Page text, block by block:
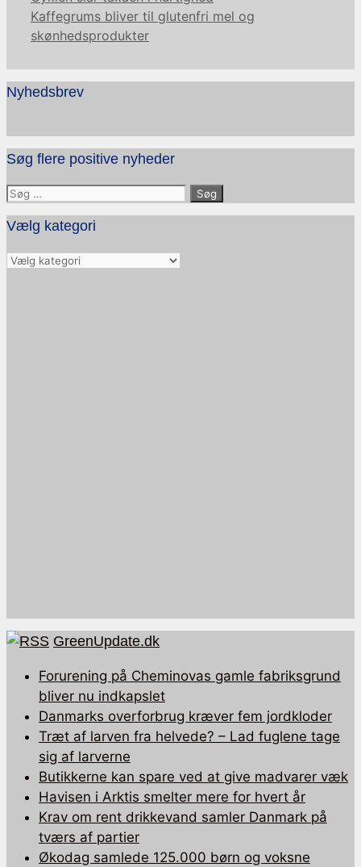
Kaffegrums bliver til glutenfri mel og
skønhedsprodukter
Nyhedsbrev
Søg flere positive nyheder
Søg
efter:
Vælg kategori
Vælg
GreenUpdate.dk
Forurening på Cheminovas gamle fabriksgrund
bliver nu indkapslet
Danmarks overforbrug kræver fem jordkloder
Træt af larven fra helvede? – Lad fuglene tage
sig af larverne
Butikkerne kan spare ved at give madvarer væk
Havisen i Arktis smelter mere for hvert år
Krav om rent drikkevand samler Danmark på
tværs af partier
Økodag samlede 125.000 børn og voksne